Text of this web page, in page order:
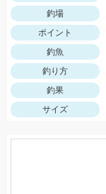
釣場
ポイント
釣魚
釣り方
釣果
サイズ